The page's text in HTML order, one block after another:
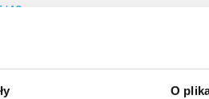
O
43
podwójny do łączników i przycisków, srebrny